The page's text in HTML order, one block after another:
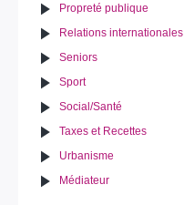
Propreté publique
Relations internationales
Seniors
Sport
Social/Santé
Taxes et Recettes
Urbanisme
Médiateur